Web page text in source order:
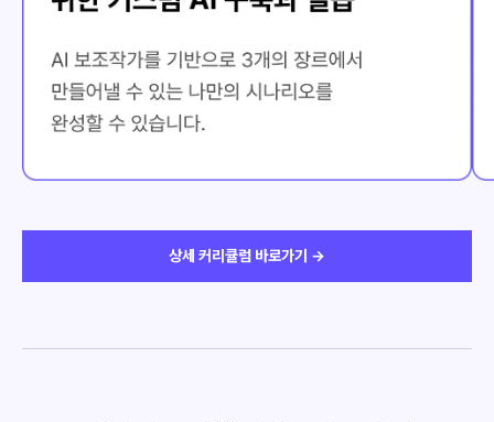
상세 커리큘럼 바로가기 →